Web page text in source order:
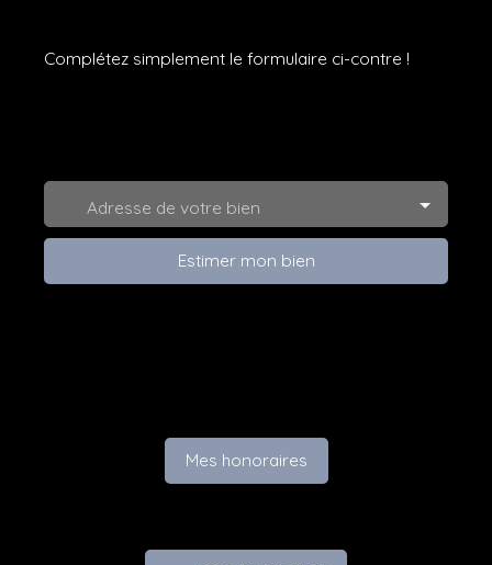
emplacement pratique, à proximité du marché de la
Complétez simplement le formulaire ci-contre !
Adresse de votre bien
Estimer mon bien
Mes honoraires